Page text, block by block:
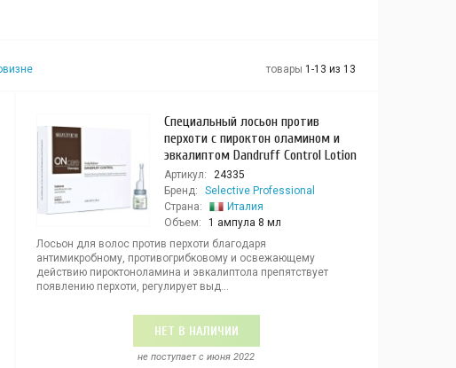
товары 1-13 из 13
Специальный лосьон против
перхоти с пироктон оламином и
эвкалиптом Dandruff Control Lotion
Артикул:
24335
Бренд:
Selective Professional
Страна:
Италия
Объем:
1 ампула 8 мл
Лосьон для волос против перхоти благодаря
антимикробному, противогрибковому и освежающему
действию пироктоноламина и эвкалиптола препятствует
появлению перхоти, регулирует выд...
НЕТ В НАЛИЧИИ
не поступает c июня 2022